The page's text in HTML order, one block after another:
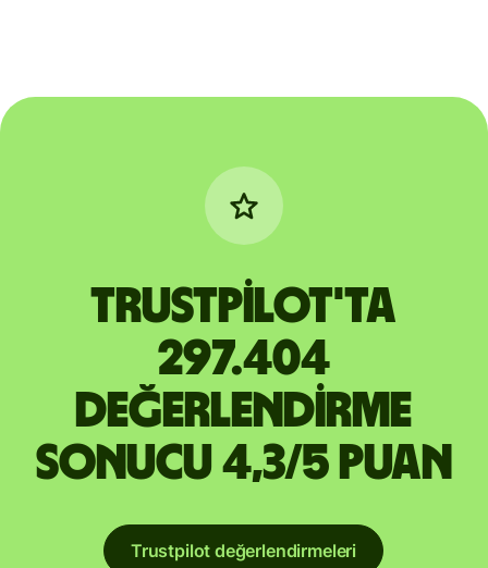
Trustpilot'ta
297.404
değerlendirme
sonucu 4,3/5 puan
Trustpilot değerlendirmeleri